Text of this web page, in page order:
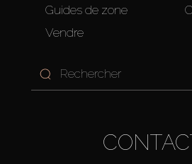
Guides de zone
Vendre